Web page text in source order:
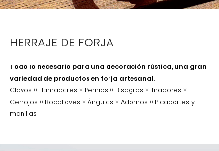
HERRAJE DE FORJA
Todo lo necesario para una decoración rústica, una gran
variedad de productos en forja artesanal.
Clavos ¤ Llamadores ¤ Pernios ¤ Bisagras ¤ Tiradores ¤
Cerrojos ¤ Bocallaves ¤ Ángulos ¤ Adornos ¤ Picaportes y
manillas